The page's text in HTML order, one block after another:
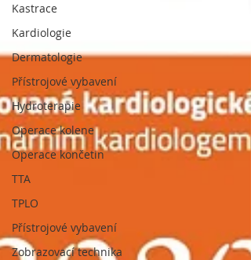
Kastrace
Kardiologie
Dermatologie
Přístrojové vybavení
Hydroterapie
Operace kolene
Operace končetin
TTA
TPLO
Přístrojové vybavení
Zobrazovací technika